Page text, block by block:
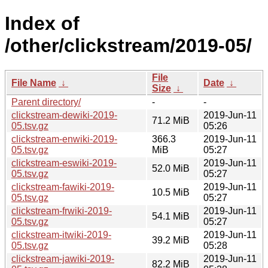
Index of
/other/clickstream/2019-05/
File Name ↓
File
Size ↓
Date ↓
Parent directory/
-
-
clickstream-dewiki-2019-
05.tsv.gz
71.2 MiB
2019-Jun-11
05:26
clickstream-enwiki-2019-
05.tsv.gz
366.3
MiB
2019-Jun-11
05:27
clickstream-eswiki-2019-
05.tsv.gz
52.0 MiB
2019-Jun-11
05:27
clickstream-fawiki-2019-
05.tsv.gz
10.5 MiB
2019-Jun-11
05:27
clickstream-frwiki-2019-
05.tsv.gz
54.1 MiB
2019-Jun-11
05:27
clickstream-itwiki-2019-
05.tsv.gz
39.2 MiB
2019-Jun-11
05:28
clickstream-jawiki-2019-
82.2 MiB
2019-Jun-11